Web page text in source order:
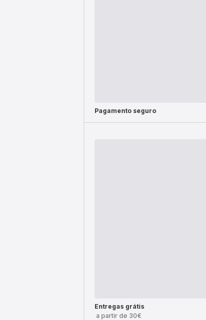
Pagamento seguro
Entregas grátis
a partir de 30€